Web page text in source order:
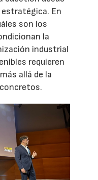
En
son los
la
industrial
requieren
allá de la